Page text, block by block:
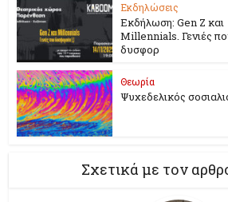
Εκδηλώσεις
Εκδήλωση: Gen Z και
Millennials. Γενιές
δυσφορ
Θεωρία
Ψυχεδελικός
Σχετικά με τον